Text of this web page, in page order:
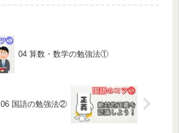
04 算数・数学の勉強法①
06 国語の勉強法②